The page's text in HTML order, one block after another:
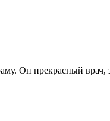
Он прекрасный